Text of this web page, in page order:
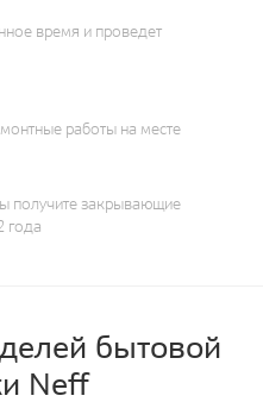
время и проведет
работы на месте
получите закрывающие
года
бытовой
Neff